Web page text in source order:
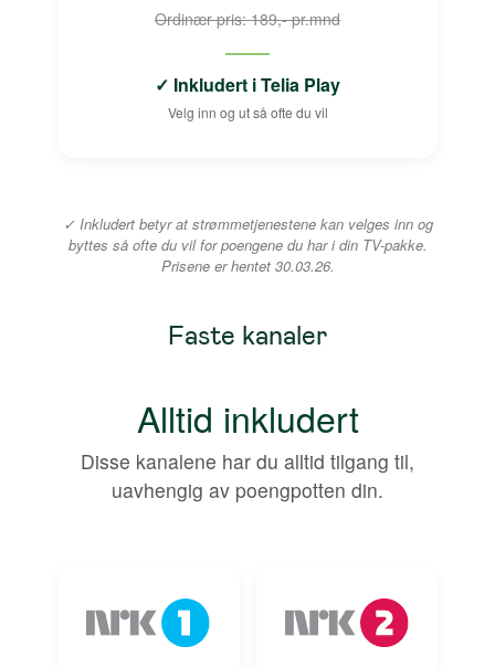
Ordinær pris: 189,- pr.mnd
✓ Inkludert i Telia Play
Velg inn og ut så ofte du vil
✓ Inkludert betyr at strømmetjenestene kan velges inn og
byttes så ofte du vil for poengene du har i din TV-pakke.
Prisene er hentet 30.03.26.
Faste kanaler
Alltid inkludert
Disse kanalene har du alltid tilgang til,
uavhengig av poengpotten din.